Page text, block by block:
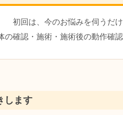
初回は、今のお悩みを伺うだけ
の確認・施術・施術後の動作確認
します